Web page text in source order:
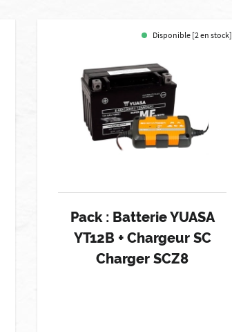
Disponible [2 en stock]
Pack : Batterie YUASA
YT12B + Chargeur SC
Charger SCZ8